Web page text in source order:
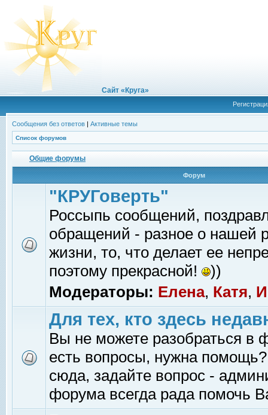
Сайт «Круга»
Сообщения без ответов | Активные темы
Список форумов
Общие форумы
Форум
"КРУГоверть"
Россыпь сообщений,
обращений - разное о нашей
жизни, то, что делает ее
поэтому прекрасной!
))
Модераторы: Елена, Катя,
Для тех, кто здесь
Вы не можете разобраться в
есть вопросы, нужна помощь?
сюда, задайте вопрос -
форума всегда рада помочь